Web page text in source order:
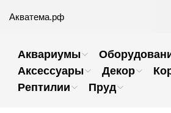
Акватема.рф
Аквариумы
Аксессуары
Декор
Рептилии
Пруд